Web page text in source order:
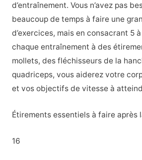
d’entraînement. Vous n’avez pas
beaucoup de temps à faire une
d’exercices, mais en consacrant 5
chaque entraînement à des
mollets, des fléchisseurs de la
quadriceps, vous aiderez votre
et vos objectifs de vitesse à
Étirements essentiels à faire après
16